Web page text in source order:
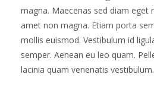
magna. Maecenas sed diam eget
amet non magna. Etiam porta
mollis euismod. Vestibulum id
semper. Aenean eu leo quam.
lacinia quam venenatis